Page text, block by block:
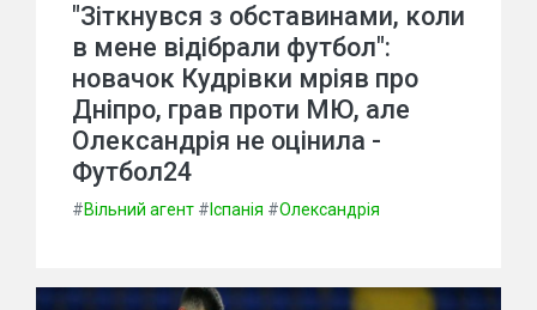
"Зіткнувся з обставинами, коли
в мене відібрали футбол":
новачок Кудрівки мріяв про
Дніпро, грав проти МЮ, але
Олександрія не оцінила -
Футбол24
#Вільний агент # Іспанія #Олександрія